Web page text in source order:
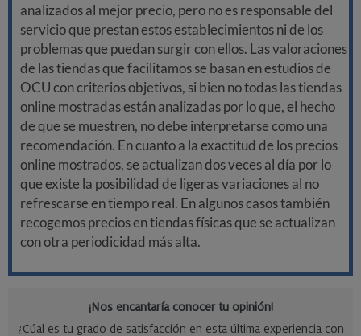
analizados al mejor precio, pero no es responsable del
servicio que prestan estos establecimientos ni de los
problemas que puedan surgir con ellos. Las valoraciones
de las tiendas que facilitamos se basan en estudios de
OCU con criterios objetivos, si bien no todas las tiendas
online mostradas están analizadas por lo que, el hecho
de que se muestren, no debe interpretarse como una
recomendación. En cuanto a la exactitud de los precios
online mostrados, se actualizan dos veces al día por lo
que existe la posibilidad de ligeras variaciones al no
refrescarse en tiempo real. En algunos casos también
recogemos precios en tiendas físicas que se actualizan
con otra periodicidad más alta.